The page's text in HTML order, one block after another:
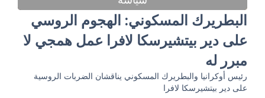
البطريرك المسكوني: الهجوم الروسي
على دير بيتشيرسكا لافرا عمل همجي لا
مبرر له
رئيس أوكرانيا والبطريرك المسكوني يناقشان الضربات الروسية
على دير بيتشيرسكا لافرا